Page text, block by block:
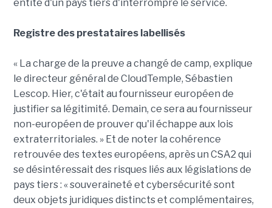
entité d'un pays tiers d'interrompre le service.
Registre des prestataires labellisés
« La charge de la preuve a changé de camp, explique
le directeur général de CloudTemple, Sébastien
Lescop. Hier, c'était au fournisseur européen de
justifier sa légitimité. Demain, ce sera au fournisseur
non-européen de prouver qu'il échappe aux lois
extraterritoriales. » Et de noter la cohérence
retrouvée des textes européens, après un CSA2 qui
se désintéressait des risques liés aux législations de
pays tiers : « souveraineté et cybersécurité sont
deux objets juridiques distincts et complémentaires,